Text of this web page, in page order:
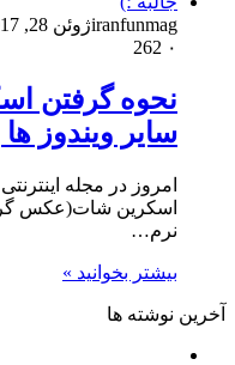
iranfunmagژوئن 28, 2017
۰
سایر ویندوز
امروز در مجله
نرم…
بیشتر بخوانید »
آخرین نوشته ها